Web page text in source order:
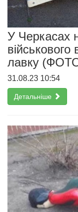
У Черкасах
лавку
31.08.23 10:54
Детальніше